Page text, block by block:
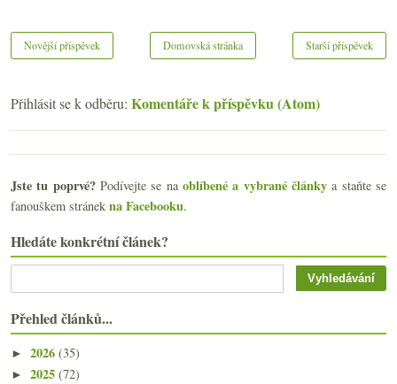
Novější příspěvek Starší příspěvek
Domovská stránka
Přihlásit se k odběru: Komentáře k příspěvku (Atom)
Jste tu poprvé?Podívejte se naoblíbené a vybrané články a staňte se
fanouškem stránek na Facebooku.
Hledáte konkrétní článek?
Přehled článků...
► 2026 (35)
► 2025 (72)